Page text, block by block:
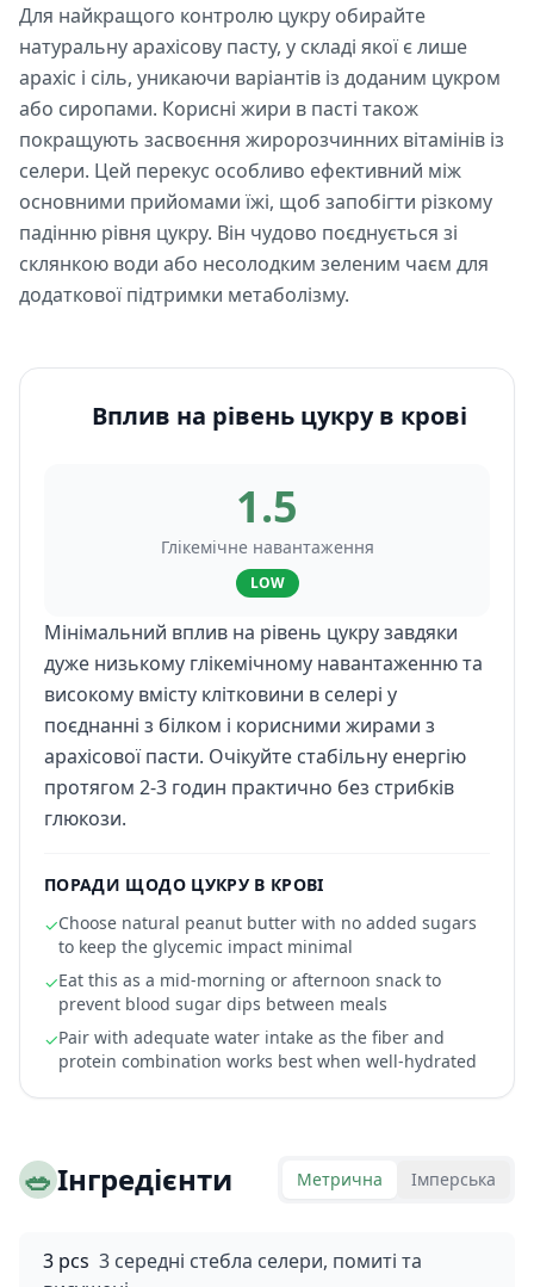
Для найкращого контролю цукру обирайте
натуральну арахісову пасту, у складі якої є лише
арахіс і сіль, уникаючи варіантів із доданим цукром
або сиропами. Корисні жири в пасті також
покращують засвоєння жиророзчинних вітамінів із
селери. Цей перекус особливо ефективний між
основними прийомами їжі, щоб запобігти різкому
падінню рівня цукру. Він чудово поєднується зі
склянкою води або несолодким зеленим чаєм для
додаткової підтримки метаболізму.
Вплив на рівень цукру в крові
1.5
Глікемічне навантаження
LOW
Мінімальний вплив на рівень цукру завдяки
дуже низькому глікемічному навантаженню та
високому вмісту клітковини в селері у
поєднанні з білком і корисними жирами з
арахісової пасти. Очікуйте стабільну енергію
протягом 2-3 годин практично без стрибків
глюкози.
ПОРАДИ ЩОДО ЦУКРУ В КРОВІ
✓Choose natural peanut butter with no added sugars
to keep the glycemic impact minimal
✓Eat this as a mid-morning or afternoon snack to
prevent blood sugar dips between meals
✓Pair with adequate water intake as the fiber and
protein combination works best when well-hydrated
🥗Інгредієнти Метрична Імперська
3 pcs 3 середні стебла селери, помиті та